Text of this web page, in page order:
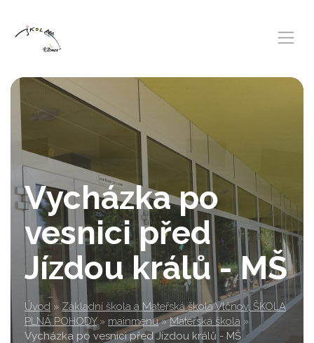
Vycházka po
vesnici před
Jízdou králů - MŠ
Úvod » Základní škola a Mateřská škola Vlčnov, ŠKOLA
PLNÁ POHODY » mainmenu » Mateřská škola »
Vycházka po vesnici před Jízdou králů - MŠ